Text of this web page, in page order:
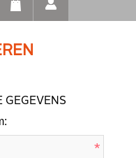
GEGEVENS
*